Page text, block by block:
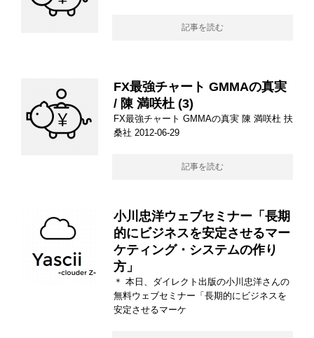
記事を読む
FX最強チャート GMMAの真実
/ 陳 満咲杜 (3)
FX最強チャート GMMAの真実 陳 満咲杜 扶
桑社 2012-06-29
記事を読む
小川忠洋ウェブセミナー「長期
的にビジネスを安定させるマー
ケティング・システムの作り
方」
＊ 本日、ダイレクト出版の小川忠洋さんの
無料ウェブセミナー「長期的にビジネスを
安定させるマーケ